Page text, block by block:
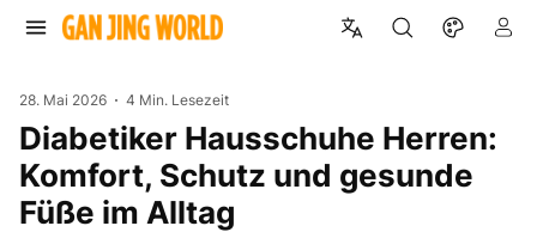
28. Mai 2026 4 Min. Lesezeit
Diabetiker Hausschuhe Herren:
Komfort, Schutz und gesunde
Füße im Alltag